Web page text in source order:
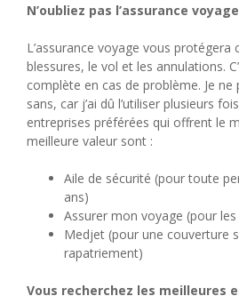
N’oubliez pas l’assurance voyage
L’assurance voyage vous protégera
blessures, le vol et les annulations.
complète en cas de problème. Je
sans, car j’ai dû l’utiliser plusieurs
entreprises préférées qui offrent le
meilleure valeur sont :
Aile de sécurité (pour toute
ans)
Assurer mon voyage (pour
Medjet (pour une couverture
rapatriement)
Vous recherchez les meilleures